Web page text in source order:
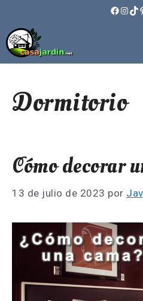
contenido
Dormitorio
Cómo decorar
13 de julio de 2023 por